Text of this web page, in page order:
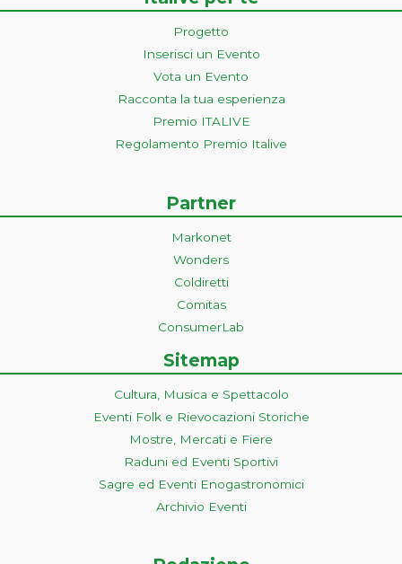
Progetto
Inserisci un Evento
Vota un Evento
Racconta la tua esperienza
Premio ITALIVE
Regolamento Premio Italive
Partner
Markonet
Wonders
Coldiretti
Comitas
ConsumerLab
Sitemap
Cultura, Musica e Spettacolo
Eventi Folk e Rievocazioni Storiche
Mostre, Mercati e Fiere
Raduni ed Eventi Sportivi
Sagre ed Eventi Enogastronomici
Archivio Eventi